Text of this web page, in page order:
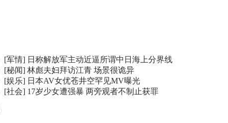
[军情] 日称解放军主动近逼所谓中日海上分界线
[秘闻] 林彪夫妇拜访江青 场景很诡异
[娱乐] 日本AV女优苍井空罕见MV曝光
[社会] 17岁少女遭强暴 两旁观者不制止获罪